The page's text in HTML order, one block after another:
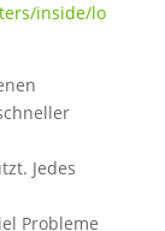
inside/lo
Jedes
Probleme